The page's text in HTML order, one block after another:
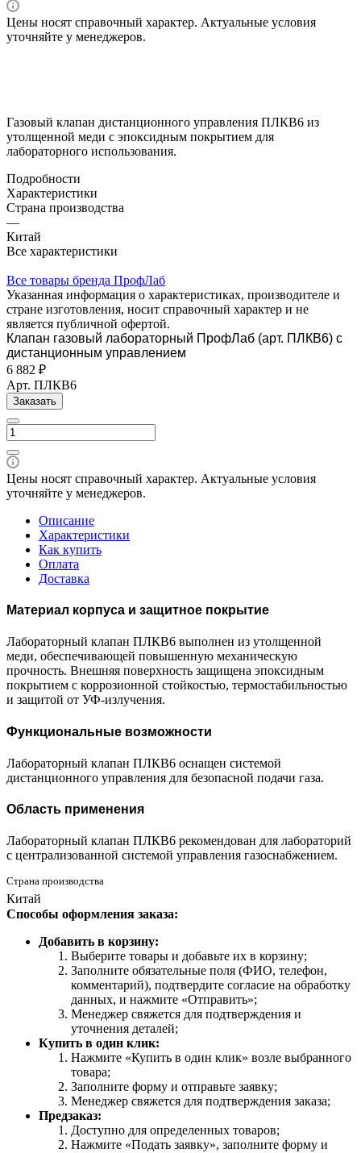
Цены носят справочный характер. Актуальные условия
уточняйте у менеджеров.
Газовый клапан дистанционного управления ПЛКВ6 из
утолщенной меди с эпоксидным покрытием для
лабораторного использования.
Подробности
Характеристики
Страна производства
—
Китай
Все характеристики
Все товары бренда ПрофЛаб
Указанная информация о характеристиках, производителе и
стране изготовления, носит справочный характер и не
является публичной офертой.
Клапан газовый лабораторный ПрофЛаб (арт. ПЛКВ6) с
дистанционным управлением
6 882 ₽
Арт. ПЛКВ6
Заказать
Цены носят справочный характер. Актуальные условия
уточняйте у менеджеров.
Описание
Характеристики
Как купить
Оплата
Доставка
Материал корпуса и защитное покрытие
Лабораторный клапан ПЛКВ6 выполнен из утолщенной
меди, обеспечивающей повышенную механическую
прочность. Внешняя поверхность защищена эпоксидным
покрытием с коррозионной стойкостью, термостабильностью
и защитой от УФ-излучения.
Функциональные возможности
Лабораторный клапан ПЛКВ6 оснащен системой
дистанционного управления для безопасной подачи газа.
Область применения
Лабораторный клапан ПЛКВ6 рекомендован для лабораторий
с централизованной системой управления газоснабжением.
Страна производства
Китай
Способы оформления заказа:
Добавить в корзину:
Выберите товары и добавьте их в корзину;
Заполните обязательные поля (ФИО, телефон,
комментарий), подтвердите согласие на обработку
данных, и нажмите «Отправить»;
Менеджер свяжется для подтверждения и
уточнения деталей;
Купить в один клик:
Нажмите «Купить в один клик» возле выбранного
товара;
Заполните форму и отправьте заявку;
Менеджер свяжется для подтверждения заказа;
Предзаказ:
Доступно для определенных товаров;
Нажмите «Подать заявку», заполните форму и